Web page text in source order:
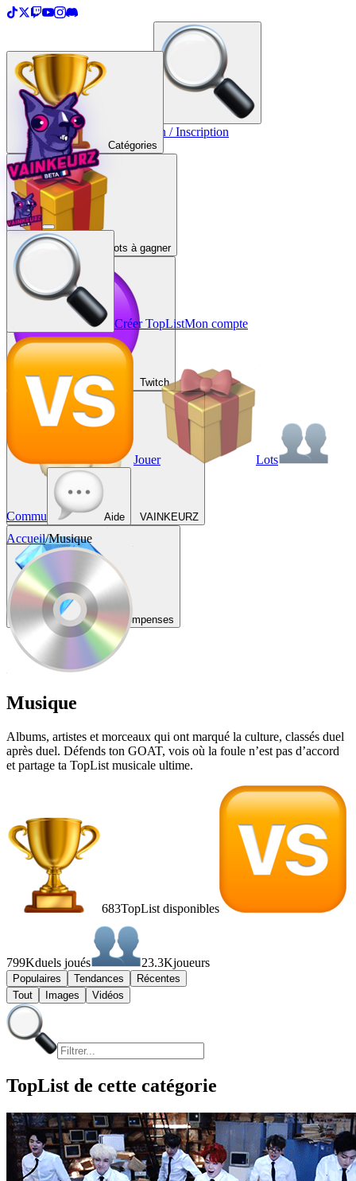
Créer une TopList Connexion / Inscription
Catégories
Lots à gagner
Twitch
VAINKEURZ
Récompenses
Créer TopListMon compte
Jouer Lots
Commu Aide
Accueil/Musique
Musique
Albums, artistes et morceaux qui ont marqué la culture, classés duel
après duel. Défends ton GOAT, vois où la foule n’est pas d’accord
et partage ta TopList musicale ultime.
683TopList disponibles
799Kduels joués 23.3Kjoueurs
Populaires Tendances
Récentes
Tout
Images Vidéos
TopList de cette catégorie